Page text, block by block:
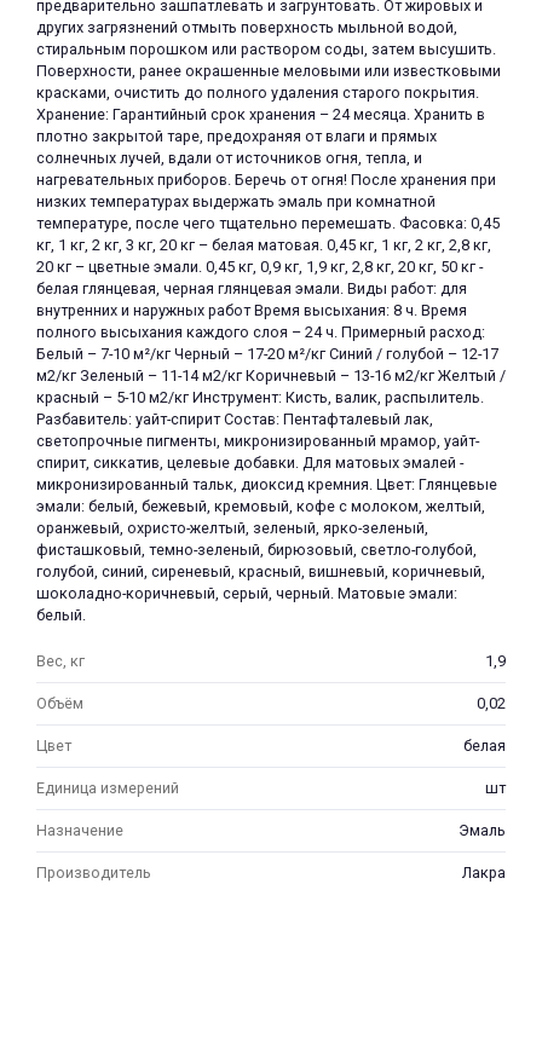
предварительно зашпатлевать и загрунтовать. От жировых и
других загрязнений отмыть поверхность мыльной водой,
стиральным порошком или раствором соды, затем высушить.
Поверхности, ранее окрашенные меловыми или известковыми
красками, очистить до полного удаления старого покрытия.
Хранение: Гарантийный срок хранения – 24 месяца. Хранить в
плотно закрытой таре, предохраняя от влаги и прямых
солнечных лучей, вдали от источников огня, тепла, и
нагревательных приборов. Беречь от огня! После хранения при
низких температурах выдержать эмаль при комнатной
температуре, после чего тщательно перемешать. Фасовка: 0,45
кг, 1 кг, 2 кг, 3 кг, 20 кг – белая матовая. 0,45 кг, 1 кг, 2 кг, 2,8 кг,
20 кг – цветные эмали. 0,45 кг, 0,9 кг, 1,9 кг, 2,8 кг, 20 кг, 50 кг -
белая глянцевая, черная глянцевая эмали. Виды работ: для
внутренних и наружных работ Время высыхания: 8 ч. Время
полного высыхания каждого слоя – 24 ч. Примерный расход:
Белый – 7-10 м²/кг Черный – 17-20 м²/кг Синий / голубой – 12-17
м2/кг Зеленый – 11-14 м2/кг Коричневый – 13-16 м2/кг Желтый /
красный – 5-10 м2/кг Инструмент: Кисть, валик, распылитель.
Разбавитель: уайт-спирит Состав: Пентафталевый лак,
светопрочные пигменты, микронизированный мрамор, уайт-
спирит, сиккатив, целевые добавки. Для матовых эмалей -
микронизированный тальк, диоксид кремния. Цвет: Глянцевые
эмали: белый, бежевый, кремовый, кофе с молоком, желтый,
оранжевый, охристо-желтый, зеленый, ярко-зеленый,
фисташковый, темно-зеленый, бирюзовый, светло-голубой,
голубой, синий, сиреневый, красный, вишневый, коричневый,
шоколадно-коричневый, серый, черный. Матовые эмали:
белый.
Вес, кг 1,9
Объём 0,02
Цвет белая
Единица измерений шт
Назначение Эмаль
Производитель Лакра